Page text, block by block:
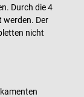
Durch die 4
werden. Der
nicht